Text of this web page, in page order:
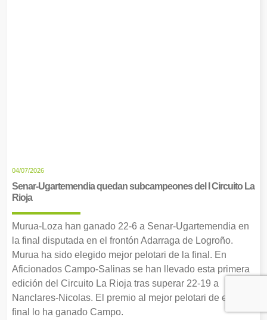
04/07/2026
Senar-Ugartemendia quedan subcampeones del I Circuito La
Rioja
Murua-Loza han ganado 22-6 a Senar-Ugartemendia en
la final disputada en el frontón Adarraga de Logroño.
Murua ha sido elegido mejor pelotari de la final. En
Aficionados Campo-Salinas se han llevado esta primera
edición del Circuito La Rioja tras superar 22-19 a
Nanclares-Nicolas. El premio al mejor pelotari de esta
final lo ha ganado Campo.